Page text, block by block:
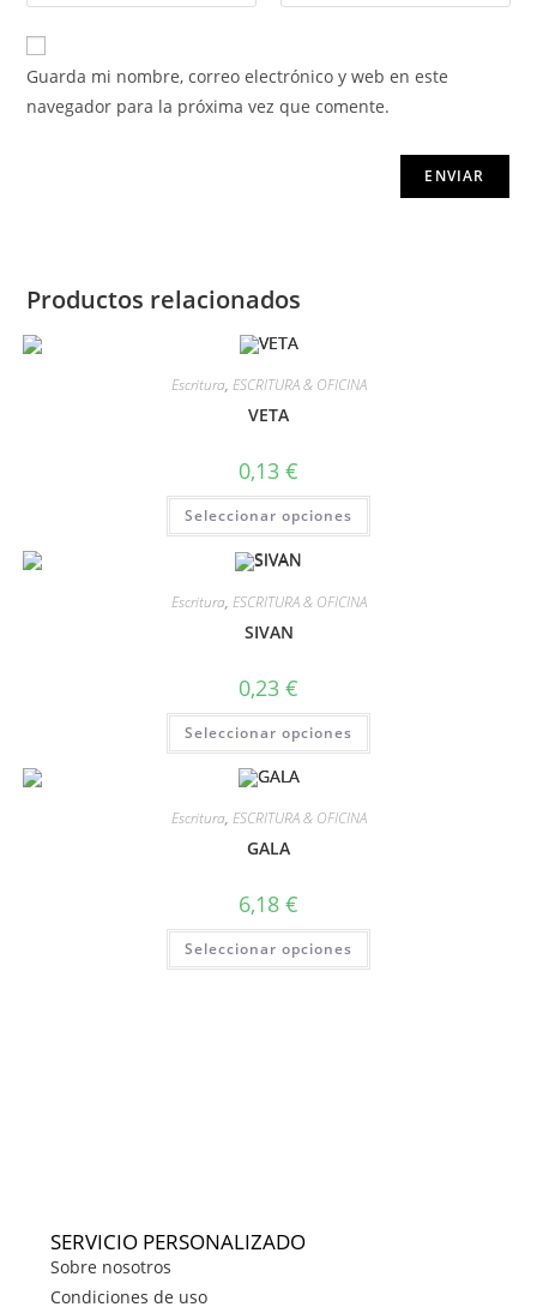
Guarda mi nombre, correo electrónico y web en este
navegador para la próxima vez que comente.
Productos relacionados
Escritura, ESCRITURA & OFICINA
VETA
0,13 €
Seleccionar opciones
Escritura, ESCRITURA & OFICINA
SIVAN
0,23 €
Seleccionar opciones
Escritura, ESCRITURA & OFICINA
GALA
6,18 €
Seleccionar opciones
SERVICIO PERSONALIZADO
Sobre nosotros
Condiciones de uso